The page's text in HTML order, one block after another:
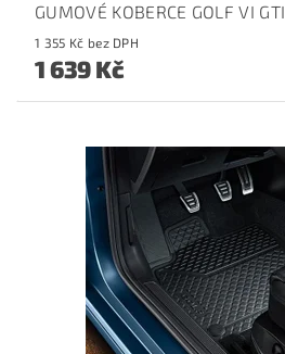
GUMOVÉ KOBERCE GOLF VI GTI
1 355 Kč bez DPH
1 639 Kč